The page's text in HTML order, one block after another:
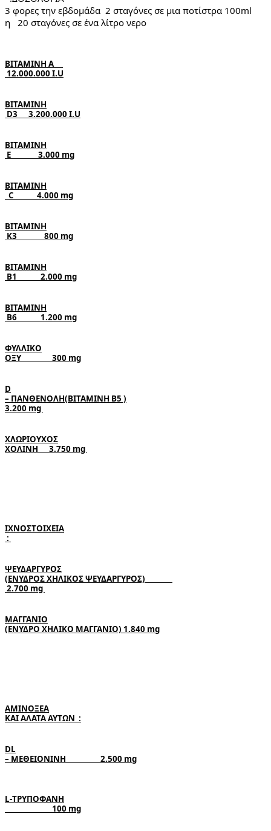
3 φορες την εβδομάδα  2 σταγόνες σε μια ποτίστρα 100ml
η   20 σταγόνες σε ένα λίτρο νερο
ΒΙΤΑΜΙΝΗ Α
12.000.000 I.U
ΒΙΤΑΜΙΝΗ
D3 3.200.000 I.U
ΒΙΤΑΜΙΝΗ
Ε               3.000 mg
ΒΙΤΑΜΙΝΗ
C 4.000 mg
ΒΙΤΑΜΙΝΗ
Κ3 800 mg
ΒΙΤΑΜΙΝΗ
Β1 2.000 mg
ΒΙΤΑΜΙΝΗ
Β6 1.200 mg
ΦΥΛΛΙΚΟ
ΟΞΥ 300 mg
D
–
3.200 mg
ΧΛΩΡΙΟΥΧΟΣ
ΧΟΛΙΝΗ      3.750 mg
:
ΨΕΥΔΑΡΓΥΡΟΣ
(ΕΝΥΔΡΟΣ ΧΗΛΙΚΟΣ ΨΕΥΔΑΡΓΥΡΟΣ)
2.700 mg
ΜΑΓΓΑΝΙΟ
(ΕΝΥΔΡΟ ΧΗΛΙΚΟ ΜΑΓΓΑΝΙΟ) 1.840 mg
ΑΜΙΝΟΞΕΑ
ΚΑΙ ΑΛΑΤΑ ΑΥΤΩΝ :
DL
– ΜΕΘΕΙΟΝΙΝΗ                   2.500
L-ΤΡΥΠΟΦΑΝΗ
                          100
mg